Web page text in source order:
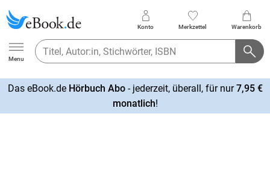
Ebook.de
Menu
Konto Merkzettel Warenkorb
Das eBook.de Hörbuch Abo- jederzeit, überall, für nur7,95 €
monatlich!